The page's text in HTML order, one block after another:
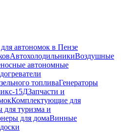
автономок в Пензе
АвтохолодильникиВоздушные
автономные
топливаГенераторы
15ДЗапчасти и
Комплектующие для
для туризма и
для домаВинные